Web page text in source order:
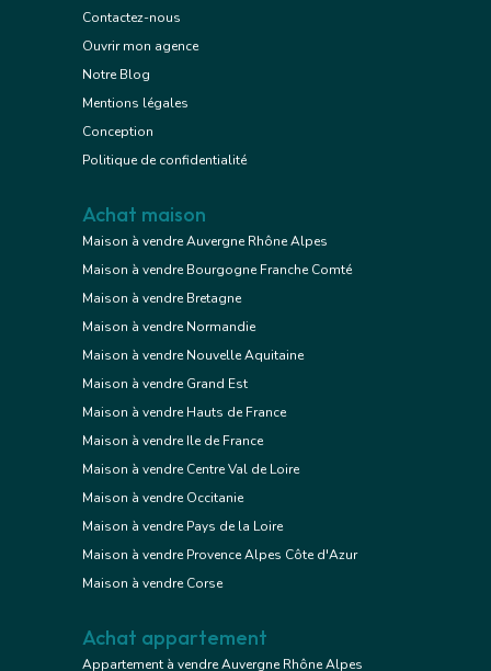
Contactez-nous
Ouvrir mon agence
Notre Blog
Mentions légales
Conception
Politique de confidentialité
Achat maison
Maison à vendre Auvergne Rhône Alpes
Maison à vendre Bourgogne Franche Comté
Maison à vendre Bretagne
Maison à vendre Normandie
Maison à vendre Nouvelle Aquitaine
Maison à vendre Grand Est
Maison à vendre Hauts de France
Maison à vendre Ile de France
Maison à vendre Centre Val de Loire
Maison à vendre Occitanie
Maison à vendre Pays de la Loire
Maison à vendre Provence Alpes Côte d'Azur
Maison à vendre Corse
Achat appartement
Appartement à vendre Auvergne Rhône Alpes